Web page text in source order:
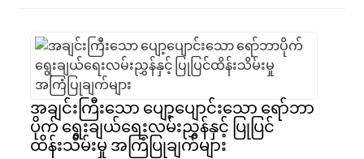
အချင်းကြီးသော ပျော့ပျောင်းသော ရော်ဘာ
ပိုက် ရွေးချယ်ရေးလမ်းညွှန်နှင့် ပြုပြင်
ထိန်းသိမ်းမှု အကြံပြုချက်များ